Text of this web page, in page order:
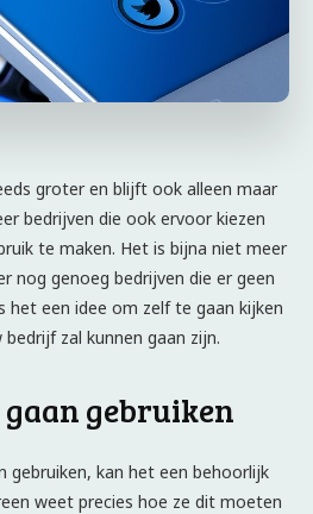
groter en blijft ook alleen maar
bedrijven die ook ervoor kiezen
te maken. Het is bijna niet meer
nog genoeg bedrijven die er geen
het een idee om zelf te gaan kijken
zal kunnen gaan zijn.
gaan gebruiken
gebruiken, kan het een behoorlijk
weet precies hoe ze dit moeten